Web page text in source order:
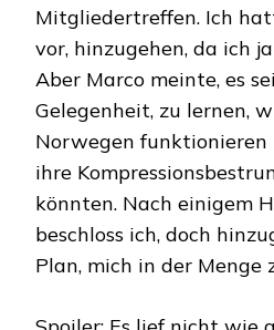
Mitgliedertreffen. Ich
vor, hinzugehen, da ich
Aber Marco meinte, es
Gelegenheit, zu lernen,
Norwegen
ihre
könnten. Nach einigem
beschloss ich, doch
Plan, mich in der Menge